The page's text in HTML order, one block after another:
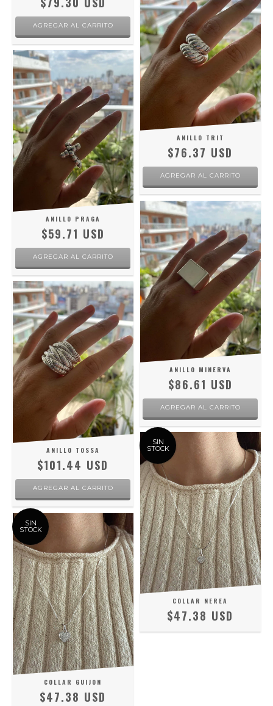
AGREGAR AL CARRITO
ANILLO PRAGA
$59.71 USD
AGREGAR AL CARRITO
ANILLO TRIT
$76.37 USD
AGREGAR AL CARRITO
ANILLO TOSSA
$101.44 USD
AGREGAR AL CARRITO
ANILLO MINERVA
$86.61 USD
AGREGAR AL CARRITO
SIN
STOCK
COLLAR GUIJON
$47.38 USD
SIN
STOCK
COLLAR NEREA
$47.38 USD